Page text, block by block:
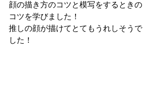
顔の描き方のコツと模写をするときの
コツを学びました！
推しの顔が描けてとてもうれしそうで
した！